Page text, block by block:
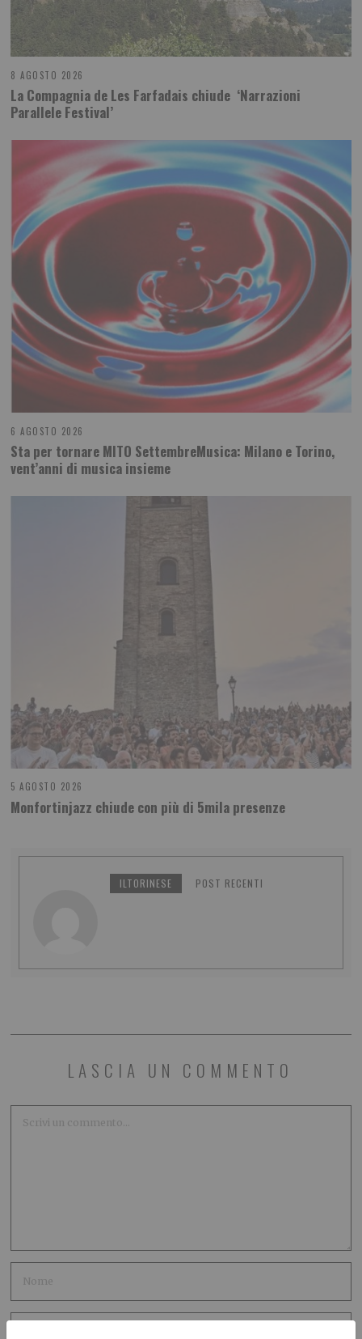
8 AGOSTO 2026
La Compagnia de Les Farfadais chiude ‘Narrazioni
Parallele Festival’
6 AGOSTO 2026
Sta per tornare MITO SettembreMusica: Milano e Torino,
vent’anni di musica insieme
5 AGOSTO 2026
Monfortinjazz chiude con più di 5mila presenze
ILTORINESE POST RECENTI
LASCIA UN COMMENTO